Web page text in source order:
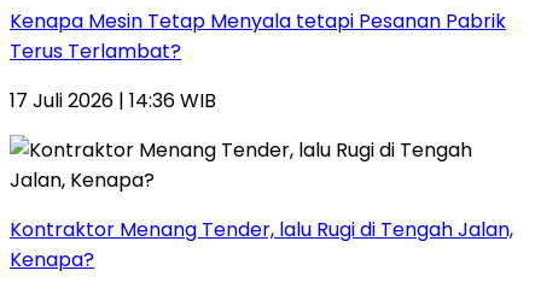
Kenapa Mesin Tetap Menyala tetapi Pesanan Pabrik
Terus Terlambat?
17 Juli 2026 | 14:36 WIB
Kontraktor Menang Tender, lalu Rugi di Tengah Jalan,
Kenapa?